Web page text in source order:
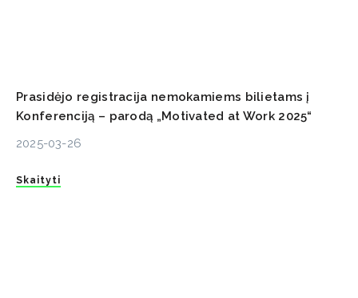
Prasidėjo registracija nemokamiems bilietams į
Konferenciją – parodą „Motivated at Work 2025“
2025-03-26
Skaityti